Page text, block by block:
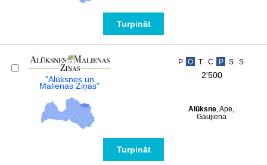
Turpināt
“Alūksnes un
Malienas Ziņas”
P O T C P S S
2'500
Alūksne, Ape,
Gaujiena
Turpināt